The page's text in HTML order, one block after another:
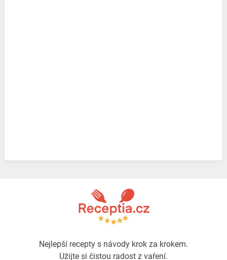
Nejlepší recepty s návody krok za krokem.
Užijte si čistou radost z vaření.